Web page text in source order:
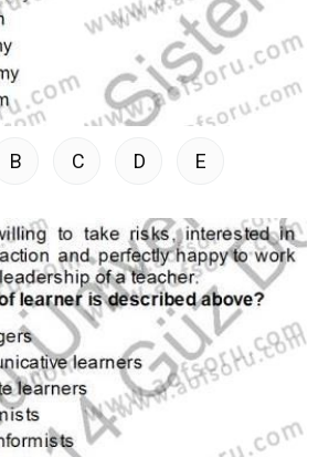
B C D E